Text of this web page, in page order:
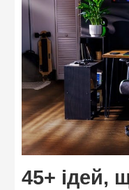
45+ ідей,